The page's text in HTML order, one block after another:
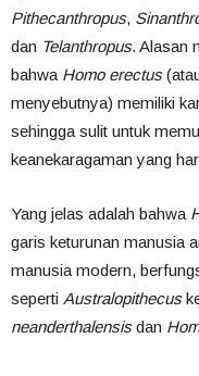
Pithecanthropus,
dan Telanthropus. Alasan
bahwa Homo erectus
menyebutnya) memiliki
sehingga sulit untuk
keanekaragaman yang
Yang jelas adalah bahwa
garis keturunan manusia
manusia modern,
seperti Australopithecus
neanderthalensisdan